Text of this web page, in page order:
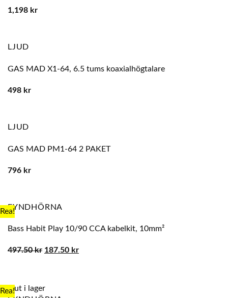
1,198 kr
LJUD
GAS MAD X1-64, 6.5 tums koaxialhögtalare
498 kr
LJUD
GAS MAD PM1-64 2 PAKET
796 kr
Rea!FYNDHÖRNA
Bass Habit Play 10/90 CCA kabelkit, 10mm²
497.50kr Det
187.50 krDet
Rea!Slut i lager